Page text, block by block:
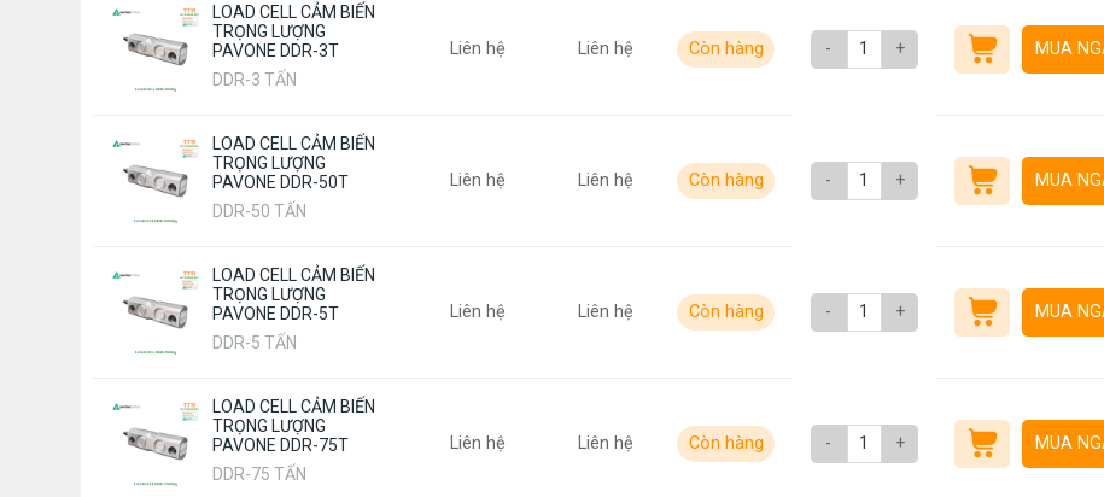
LOAD CELL CẢM BIẾN
TRỌNG LƯỢNG
PAVONE DDR-3T
DDR-3 TẤN
Liên hệ Liên hệ Còn hàng - + MUA
LOAD CELL CẢM BIẾN
TRỌNG LƯỢNG
PAVONE DDR-50T
DDR-50 TẤN
Liên hệ Liên hệ Còn hàng - + MUA
LOAD CELL CẢM BIẾN
TRỌNG LƯỢNG
PAVONE DDR-5T
DDR-5 TẤN
Liên hệ Liên hệ Còn hàng - + MUA
LOAD CELL CẢM BIẾN
TRỌNG LƯỢNG
PAVONE DDR-75T
DDR-75 TẤN
Liên hệ Liên hệ Còn hàng - + MUA